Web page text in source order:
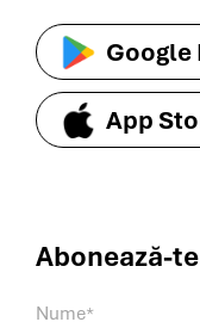
Google
App
Abonează-